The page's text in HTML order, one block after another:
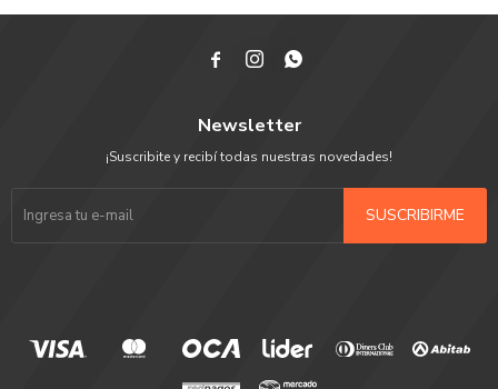
  
Newsletter
¡Suscribite y recibí todas nuestras novedades!
SUSCRIBIRME